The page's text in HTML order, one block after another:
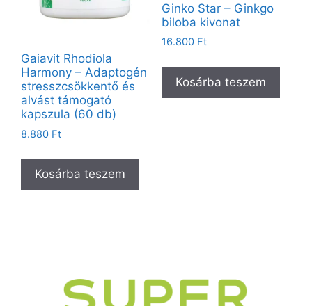
Gaiavit Rhodiola
Harmony – Adaptogén
stresszcsökkentő és
alvást támogató
kapszula (60 db)
8.880 Ft
Kosárba teszem
Ginko Star – Ginkgo
biloba kivonat
16.800 Ft
Kosárba teszem